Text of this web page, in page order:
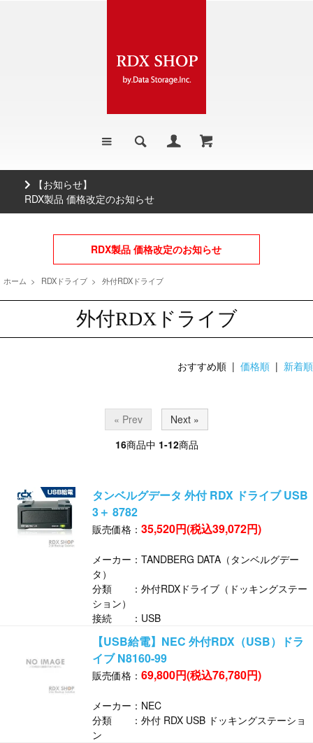
【お知らせ】
RDX製品 価格改定のお知らせ
RDX製品 価格改定のお知らせ
ホーム > RDXドライブ > 外付RDXドライブ
外付RDXドライブ
おすすめ順 | 価格順 | 新着順
« Prev
Next »
16商品中 1-12商品
タンベルグデータ 外付 RDX ドライブ USB
3＋ 8782
販売価格： 35,520円(税込39,072円)
メーカー：TANDBERG DATA（タンベルグデー
タ）
分類 ：外付RDXドライブ（ドッキングステー
ション）
接続 ：USB
【USB給電】NEC 外付RDX（USB）ドラ
イブ N8160-99
販売価格： 69,800円(税込76,780円)
メーカー：NEC
分類 ：外付 RDX USB ドッキングステーショ
ン